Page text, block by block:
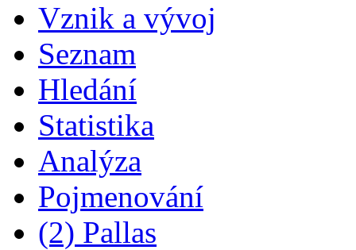
Vznik a vývoj
Seznam
Hledání
Statistika
Analýza
Pojmenování
(2) Pallas